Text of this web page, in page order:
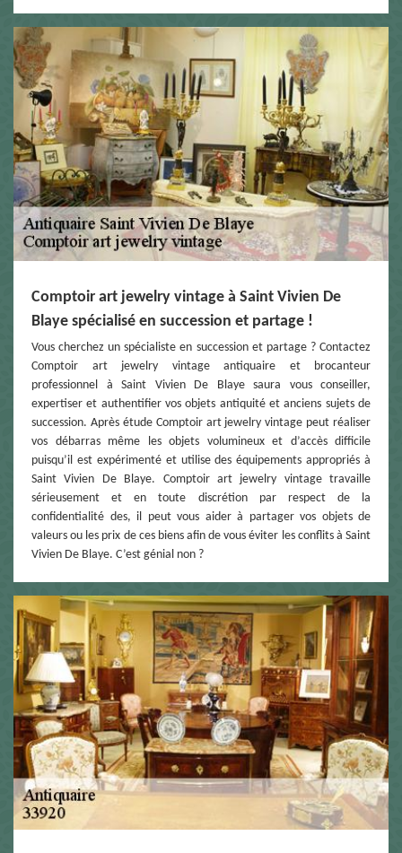
Comptoir art jewelry vintage à Saint Vivien De
Blaye spécialisé en succession et partage !
Vous cherchez un spécialiste en succession et partage ? Contactez
Comptoir art jewelry vintage antiquaire et brocanteur
professionnel à Saint Vivien De Blaye saura vous conseiller,
expertiser et authentifier vos objets antiquité et anciens sujets de
succession. Après étude Comptoir art jewelry vintage peut réaliser
vos débarras même les objets volumineux et d’accès difficile
puisqu’il est expérimenté et utilise des équipements appropriés à
Saint Vivien De Blaye. Comptoir art jewelry vintage travaille
sérieusement et en toute discrétion par respect de la
confidentialité des, il peut vous aider à partager vos objets de
valeurs ou les prix de ces biens afin de vous éviter les conflits à Saint
Vivien De Blaye. C’est génial non ?